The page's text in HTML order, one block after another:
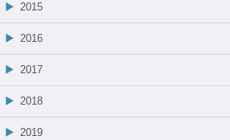
2015
2016
2017
2018
2019